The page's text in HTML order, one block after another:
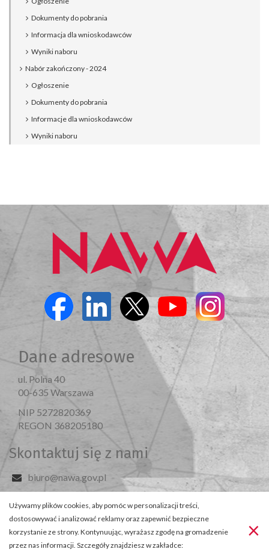
Używamy plików cookies, aby pomóc w personalizacji treści,
dostosowywać i analizować reklamy oraz zapewnić bezpieczne
korzystanie ze strony. Kontynuując, wyrażasz zgodę na gromadzenie
przez nas informacji. Szczegóły znajdziesz w zakładce:
×
Dokumenty do pobrania
Informacja dla wnioskodawców
Wyniki naboru
Nabór zakończony - 2024
Ogłoszenie
Dokumenty do pobrania
Informacje dla wnioskodawców
Wyniki naboru
Dane adresowe
ul. Polna 40
00-635 Warszawa
NIP 5272820369
REGON 368205180
Skontaktuj się z nami
biuro@nawa.gov.pl
Odwiedź nas
© 2026 NAWA
Deklaracja dostępności